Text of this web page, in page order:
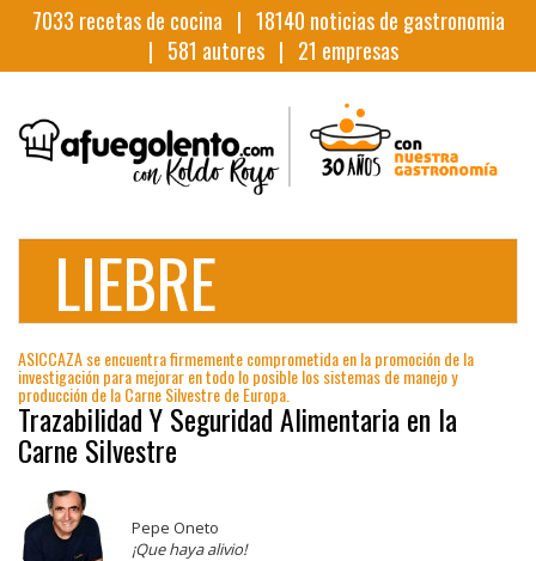
7033 recetas de cocina | 18140 noticias de gastronomia
| 581 autores | 21 empresas
LIEBRE
ASICCAZA se encuentra firmemente comprometida en la promoción de la
investigación para mejorar en todo lo posible los sistemas de manejo y
producción de la Carne Silvestre de Europa.
Trazabilidad Y Seguridad Alimentaria en la
Carne Silvestre
Pepe Oneto
¡Que haya alivio!